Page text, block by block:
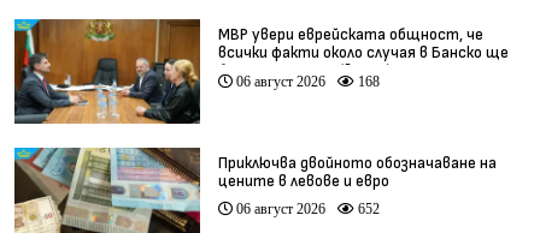
МВР увери еврейската общност, че
всички факти около случая в Банско ще
бъдат изяснени (видео)
06 август 2026 168
Приключва двойното обозначаване на
цените в левове и евро
06 август 2026 652